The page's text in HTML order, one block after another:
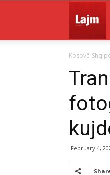
Kosovë-
February 4,